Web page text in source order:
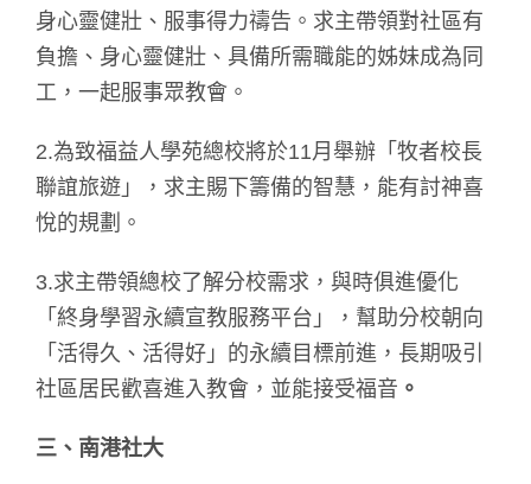
身心靈健壯、服事得力禱告。求主帶領對社區有
負擔、身心靈健壯、具備所需職能的姊妹成為同
工，一起服事眾教會。
2.為致福益人學苑總校將於11月舉辦「牧者校長
聯誼旅遊」，求主賜下籌備的智慧，能有討神喜
悅的規劃。
3.求主帶領總校了解分校需求，與時俱進優化
「終身學習永續宣教服務平台」，幫助分校朝向
「活得久、活得好」的永續目標前進，長期吸引
社區居民歡喜進入教會，並能接受福音 。
三、南港社大